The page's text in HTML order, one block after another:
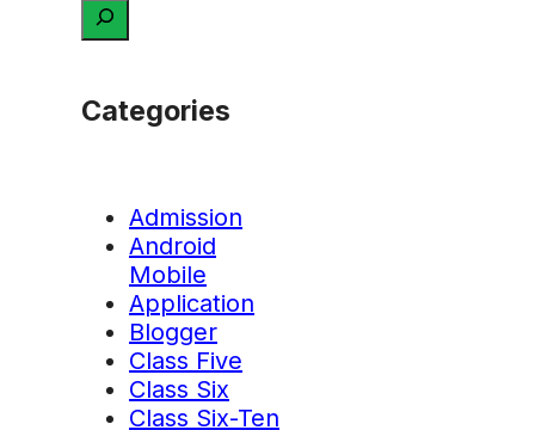
Categories
Admission
Android
Mobile
Application
Blogger
Class Five
Class Six
Class Six-Ten